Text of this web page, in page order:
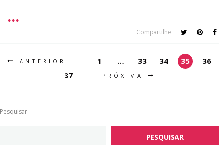
Compartilhe
ANTERIOR 1 … 33 34 35
36
37
PRÓXIMA
Pesquisar
PESQUISAR